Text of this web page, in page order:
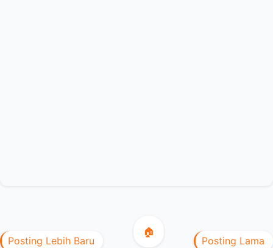
Posting Lebih Baru Posting Lama
🏠